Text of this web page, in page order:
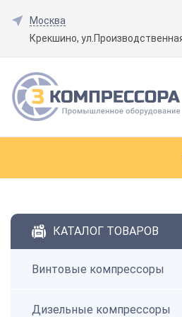
Москва
Крекшино,
Смотреть все товары(0)
КАТАЛОГ ТОВАРОВ
Винтовые компрессоры
Дизельные компрессоры